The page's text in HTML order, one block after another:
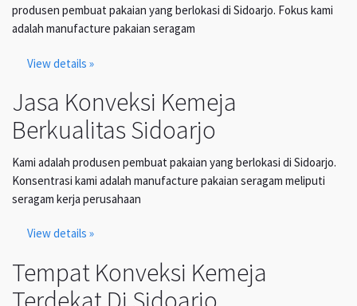
produsen pembuat pakaian yang berlokasi di Sidoarjo. Fokus kami
adalah manufacture pakaian seragam
View details »
Jasa Konveksi Kemeja
Berkualitas Sidoarjo
Kami adalah produsen pembuat pakaian yang berlokasi di Sidoarjo.
Konsentrasi kami adalah manufacture pakaian seragam meliputi
seragam kerja perusahaan
View details »
Tempat Konveksi Kemeja